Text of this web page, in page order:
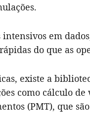
em
do que as
existe a
como cálculo de
(PMT), que